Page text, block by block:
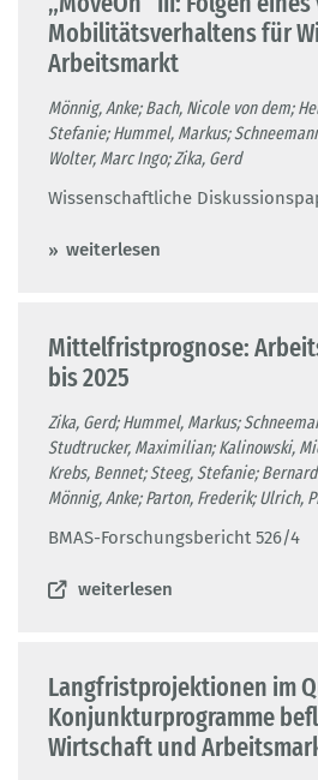
Mobilitätsverhaltens für
Arbeitsmarkt
Mönnig, Anke; Bach, Nicole von dem;
Stefanie; Hummel, Markus;
Wolter, Marc Ingo; Zika, Gerd
Wissenschaftliche
weiterlesen
Mittelfristprognose:
bis 2025
Zika, Gerd; Hummel, Markus;
Studtrucker, Maximilian; Kalinowski,
Krebs, Bennet; Steeg, Stefanie;
Mönnig, Anke; Parton, Frederik; Ulrich,
BMAS-Forschungsbericht 526/4
weiterlesen
Langfristprojektionen im
Konjunkturprogramme
Wirtschaft und